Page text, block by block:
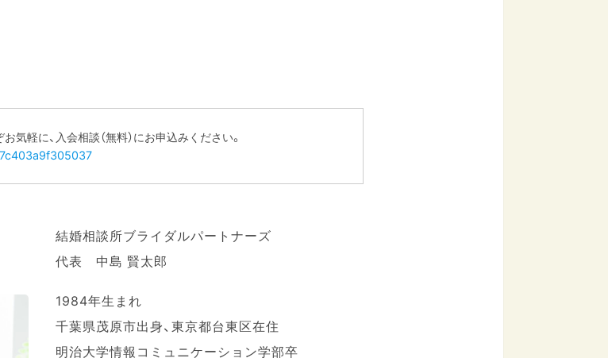
気軽に、入会相談（無料）にお申込みください。
結婚相談所ブライダルパートナーズ
代表 中島 賢太郎
1984年生まれ
千葉県茂原市出身、東京都台東区在住
明治大学情報コミュニケーション学部卒